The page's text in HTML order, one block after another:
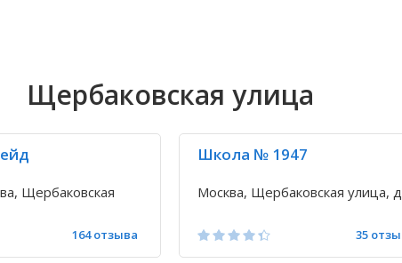
Щербаковская улица
Щербаковская
164 отзыва
Школа № 1947
Москва, Щербаковская улица,
35